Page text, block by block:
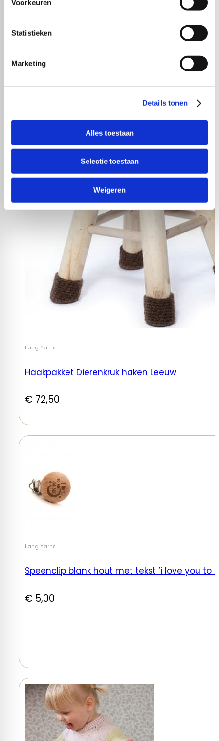
Voorkeuren
Statistieken
Marketing
Details tonen
Alles toestaan
Selectie toestaan
Weigeren
Lang Yarns
Haakpakket Dierenkruk haken Leeuw
€ 72,50
Lang Yarns
Speenclip blank hout met tekst ‘i love you to
€ 5,00